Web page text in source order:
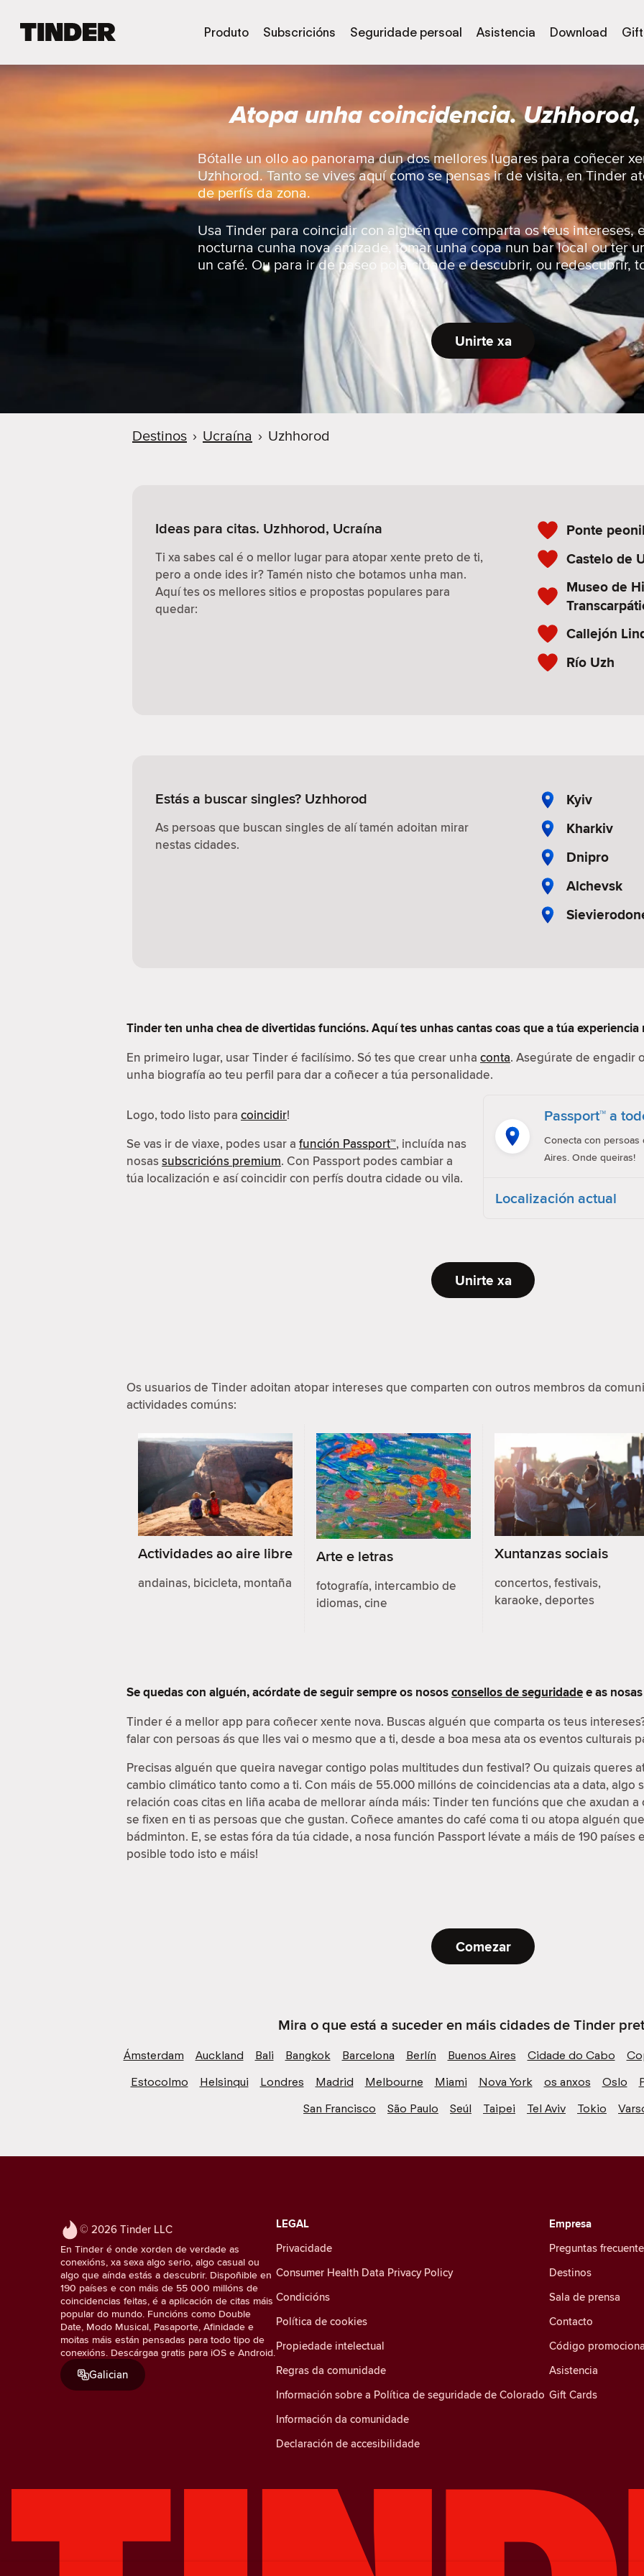
d
m
Produto Subscricións Seguridade persoal Asistencia Download
Atopa unha coincidencia.
Bótalle un ollo ao panorama dun dos mellores lugares para coñecer
Uzhhorod. Tanto se vives aquí como se pensas ir de visita, en Tinder
de perfís da zona.
Usa Tinder para coincidir con alguén que comparta os teus intereses,
nocturna cunha nova amizade, tomar unha copa nun bar local ou ter
un café. Ou para ir de paseo pola cidade e descubrir, ou redescubrir,
Unirte xa
Destinos › Ucraína › Uzhhorod
Ideas para citas. Uzhhorod, Ucraína
Ti xa sabes cal é o mellor lugar para atopar xente preto de ti,
pero a onde ides ir? Tamén nisto che botamos unha man.
Aquí tes os mellores sitios e propostas populares para
quedar:
Ponte
Castelo de
Museo de
Callejón
Río Uzh
Estás a buscar singles? Uzhhorod
As persoas que buscan singles de alí tamén adoitan mirar
nestas cidades.
Kyiv
Kharkiv
Dnipro
Alchevsk
Tinder ten unha chea de divertidas funcións. Aquí tes unhas cantas coas que a túa experiencia
En primeiro lugar, usar Tinder é facilísimo. Só tes que crear unha conta. Asegúrate de engadir
unha biografía ao teu perfil para dar a coñecer a túa personalidade.
Logo, todo listo para coincidir!
Se vas ir de viaxe, podes usar a función Passport™, incluída nas
nosassubscricións premium. Con Passport podes cambiar a
túa localización e así coincidir con perfís doutra cidade ou vila.
Passport™ a
Conecta con persoas
Aires. Onde queiras!
Localización actual
Unirte xa
Os usuarios de Tinder adoitan atopar intereses que comparten con outros membros da
actividades comúns:
Actividades ao aire libre
andainas, bicicleta, montaña
Arte e letras
fotografía, intercambio de
idiomas, cine
Xuntanzas sociais
concertos, festivais,
karaoke, deportes
Se quedas con alguén, acórdate de seguir sempre os nososconsellos de seguridadee as
Tinder é a mellor app para coñecer xente nova. Buscas alguén que comparta os teus
falar con persoas ás que lles vai o mesmo que a ti, desde a boa mesa ata os eventos culturais
Precisas alguén que queira navegar contigo polas multitudes dun festival? Ou quizais queres
cambio climático tanto como a ti. Con máis de 55.000 millóns de coincidencias ata a data, algo
relación coas citas en liña acaba de mellorar aínda máis: Tinder ten funcións que che axudan
se fixen en ti as persoas que che gustan. Coñece amantes do café coma ti ou atopa alguén
bádminton. E, se estas fóra da túa cidade, a nosa función Passport lévate a máis de 190
posible todo isto e máis!
Comezar
Mira o que está a suceder en máis cidades de Tinder
Ámsterdam Auckland Bali Bangkok Barcelona Berlín Buenos Aires Cidade do Cabo
Estocolmo
Helsinqui Londres Madrid Melbourne Miami Nova York os anxos Oslo
San Francisco
São Paulo Seúl Taipei Tel Aviv Tokio
© 2026 Tinder LLC
En Tinder é onde xorden de verdade as
conexións, xa sexa algo serio, algo casual ou
algo que aínda estás a descubrir. Dispoñible en
190 países e con máis de 55 000 millóns de
coincidencias feitas, é a aplicación de citas máis
popular do mundo. Funcións como Double
Date, Modo Musical, Pasaporte, Afinidade e
moitas máis están pensadas para todo tipo de
conexións. Descárgaa gratis para iOS e Android.
Galician
LEGAL
Privacidade
Consumer Health Data Privacy Policy
Condicións
Política de cookies
Propiedade intelectual
Regras da comunidade
Información sobre a Política de seguridade de Colorado
Información da comunidade
Declaración de accesibilidade
Empresa
Preguntas
Destinos
Sala de prensa
Contacto
Código
Asistencia
Gift Cards